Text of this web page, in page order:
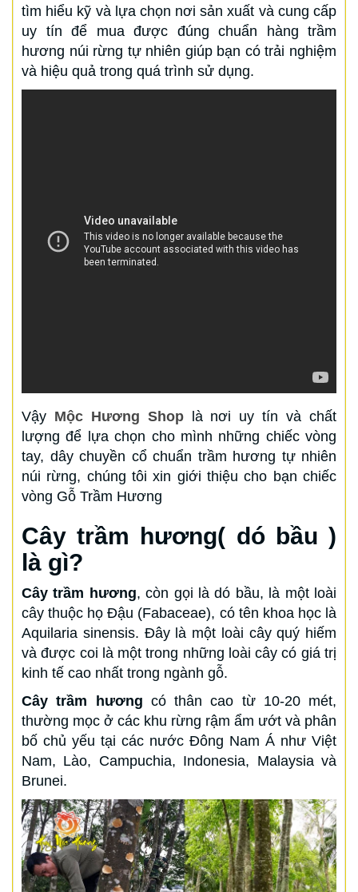
tìm hiểu kỹ và lựa chọn nơi sản xuất và cung cấp
uy tín để mua được đúng chuẩn hàng trầm
hương núi rừng tự nhiên giúp bạn có trải nghiệm
và hiệu quả trong quá trình sử dụng.
Vậy Mộc Hương Shoplà nơi uy tín và chất
lượng để lựa chọn cho mình những chiếc vòng
tay, dây chuyền cổ chuẩn trầm hương tự nhiên
núi rừng, chúng tôi xin giới thiệu cho bạn chiếc
vòng Gỗ Trầm Hương
Cây trầm hương( dó bầu )
là gì?
Cây trầm hương, còn gọi là dó bầu, là một loài
cây thuộc họ Đậu (Fabaceae), có tên khoa học là
Aquilaria sinensis. Đây là một loài cây quý hiếm
và được coi là một trong những loài cây có giá trị
kinh tế cao nhất trong ngành gỗ.
Cây trầm hương có thân cao từ 10-20 mét,
thường mọc ở các khu rừng rậm ẩm ướt và phân
bố chủ yếu tại các nước Đông Nam Á như Việt
Nam, Lào, Campuchia, Indonesia, Malaysia và
Brunei.